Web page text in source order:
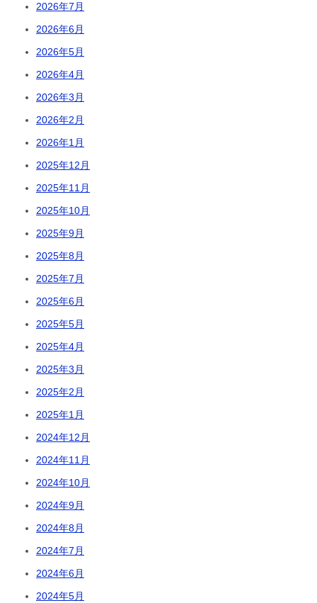
2026年7月
2026年6月
2026年5月
2026年4月
2026年3月
2026年2月
2026年1月
2025年12月
2025年11月
2025年10月
2025年9月
2025年8月
2025年7月
2025年6月
2025年5月
2025年4月
2025年3月
2025年2月
2025年1月
2024年12月
2024年11月
2024年10月
2024年9月
2024年8月
2024年7月
2024年6月
2024年5月